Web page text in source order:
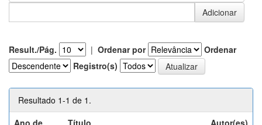
Result./Pág. | Ordenar por
Ordenar
Registro(s)
Resultado 1-1 de 1.
Ano de
Título Autor(es)